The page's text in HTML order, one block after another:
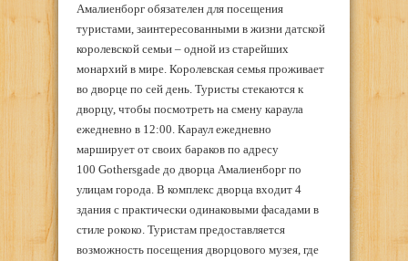
Амалиенборг обязателен для посещения
туристами, заинтересованными в жизни датской
королевской семьи – одной из старейших
монархий в мире. Королевская семья проживает
во дворце по сей день. Туристы стекаются к
дворцу, чтобы посмотреть на смену караула
ежедневно в 12:00. Караул ежедневно
марширует от своих бараков по адресу
100 Gothersgade до дворца Амалиенборг по
улицам города. В комплекс дворца входит 4
здания с практически одинаковыми фасадами в
стиле рококо. Туристам предоставляется
возможность посещения дворцового музея, где